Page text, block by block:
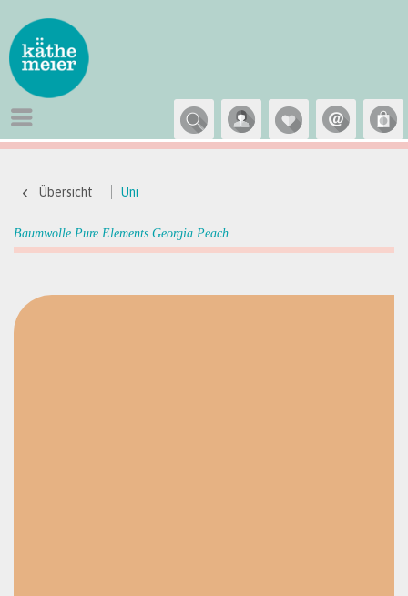
Übersicht Uni
Baumwolle Pure Elements Georgia Peach